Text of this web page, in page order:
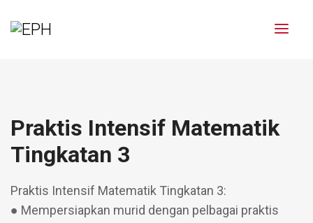
Praktis Intensif Matematik
Tingkatan 3
Praktis Intensif Matematik Tingkatan 3:
● Mempersiapkan murid dengan pelbagai praktis